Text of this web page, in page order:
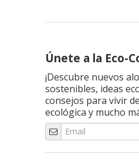
Únete a la Eco-
¡Descubre nuevos
sostenibles, ideas
consejos para vivir
ecológica y mucho